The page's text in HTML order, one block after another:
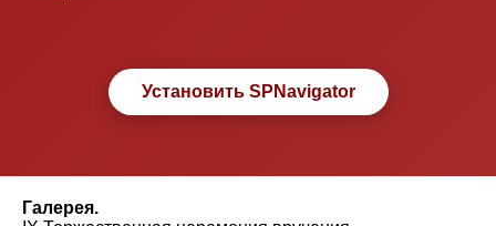
Установить SPNavigator
Галерея.